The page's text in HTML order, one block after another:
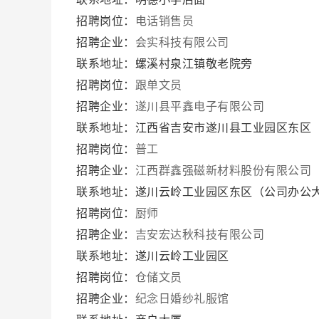
招聘岗位：
电话销售员
招聘企业： 会实科技有限公司
联系地址：螺溪村泉江镇敬老院旁
招聘岗位： 跟单文员
招聘企业： 遂川县平鑫电子有限公司
联系地址：江西省吉安市遂川县工业园区东区
招聘岗位： 普工
招聘企业： 江西群鑫强磁新材料股份有限公司
联系地址：遂川云岭工业园区东区（公司办公
招聘岗位： 厨师
招聘企业： 吉安宏达秋科技有限公司
联系地址：遂川云岭工业园区
招聘岗位： 仓储文员
招聘企业： 纪念日婚纱礼服馆